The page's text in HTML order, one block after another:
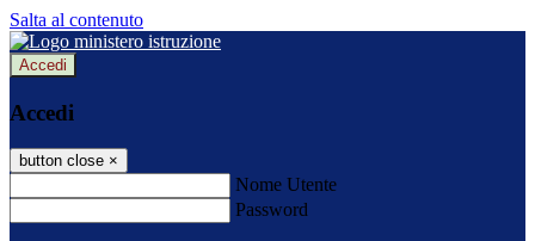
Salta al contenuto
Accedi
Accedi
button close ×
Nome Utente
Password